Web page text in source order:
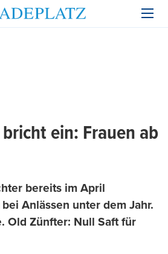
ein: Frauen ab
bereits im April
Anlässen unter dem Jahr.
Old Zünfter: Null Saft für